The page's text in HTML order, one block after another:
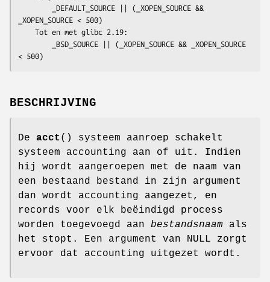
_XOPEN_SOURCE < 500)
< 500)
BESCHRIJVING
De acct () systeem aanroep schakelt
systeem accounting aan of uit. Indien
hij wordt aangeroepen met de naam van
een bestaand bestand in zijn argument
dan wordt accounting aangezet, en
records voor elk beëindigd process
worden toegevoegd aan bestandsnaam als
het stopt. Een argument van NULL zorgt
ervoor dat accounting uitgezet wordt.